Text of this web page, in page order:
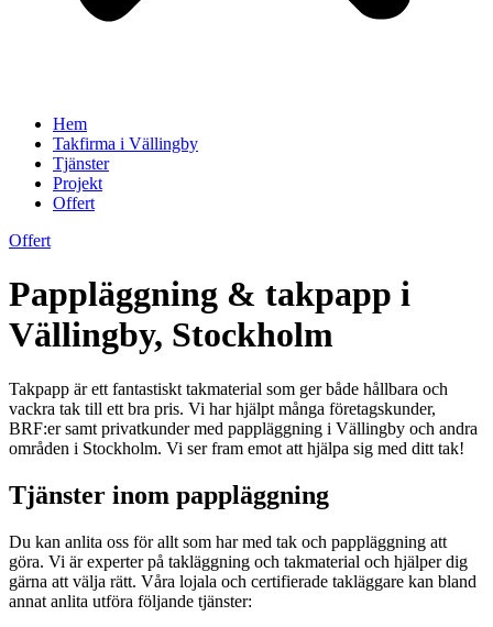
Hem
Takfirma i Vällingby
Tjänster
Projekt
Offert
Offert
Pappläggning & takpapp i
Vällingby, Stockholm
Takpapp är ett fantastiskt takmaterial som ger både hållbara och
vackra tak till ett bra pris. Vi har hjälpt många företagskunder,
BRF:er samt privatkunder med pappläggning i Vällingby och andra
områden i Stockholm. Vi ser fram emot att hjälpa sig med ditt tak!
Tjänster inom pappläggning
Du kan anlita oss för allt som har med tak och pappläggning att
göra. Vi är experter på takläggning och takmaterial och hjälper dig
gärna att välja rätt. Våra lojala och certifierade takläggare kan bland
annat anlita utföra följande tjänster: